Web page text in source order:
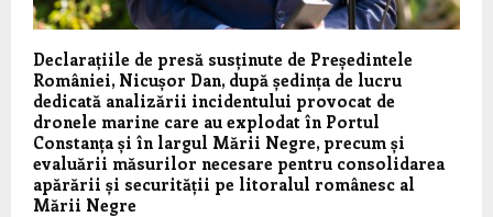
Declarațiile de presă susținute de Președintele
României, Nicușor Dan, după ședința de lucru
dedicată analizării incidentului provocat de
dronele marine care au explodat în Portul
Constanța și în largul Mării Negre, precum și
evaluării măsurilor necesare pentru consolidarea
apărării și securității pe litoralul românesc al
Mării Negre